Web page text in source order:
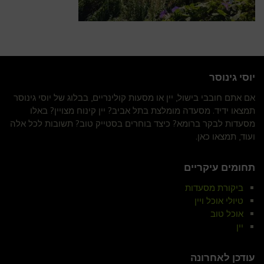
יוסי גינוסר
אם אתם חובבי בישול, יין או מסעות קולינריים, בבלוג של יוסי גינוסר
תמצאו ידיד. מסעדה מומלצת בתל אביב? יין קינוח מצויין? באלו
מסעדות לבקר ברומא? כיצד בוחרים בסטייק טוב? תשובות לכל אלה
ועוד, תמצאו כאן.
תחומים עיקריים
ביקורת מסעדות
טיולי אוכל ויין
אוכל טוב
יין
עודכן לאחרונה